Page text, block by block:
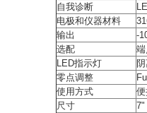
自我诊断
电极和仪器材料
输出
-
选配
LED指示灯
零点调整
使用方式
尺寸
7"